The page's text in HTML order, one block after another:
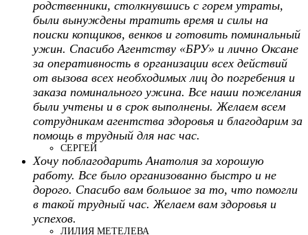
родственники, столкнувшись с горем утраты,
были вынуждены тратить время и силы на
поиски копщиков, венков и готовить поминальный
ужин. Спасибо Агентству «БРУ» и лично Оксане
за оперативность в организации всех действий
от вызова всех необходимых лиц до погребения и
заказа поминального ужина. Все наши пожелания
были учтены и в срок выполнены. Желаем всем
сотрудникам агентства здоровья и благодарим за
помощь в трудный для нас час.
СЕРГЕЙ
Хочу поблагодарить Анатолия за хорошую
работу. Все было организованно быстро и не
дорого. Спасибо вам большое за то, что помогли
в такой трудный час. Желаем вам здоровья и
успехов.
ЛИЛИЯ МЕТЕЛЕВА